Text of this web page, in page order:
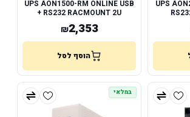
UPS
UPS AON1500-RM ONLINE USB
+ RS232 RACMOUNT 2U
₪2,353
הוסף לסל
במלאי